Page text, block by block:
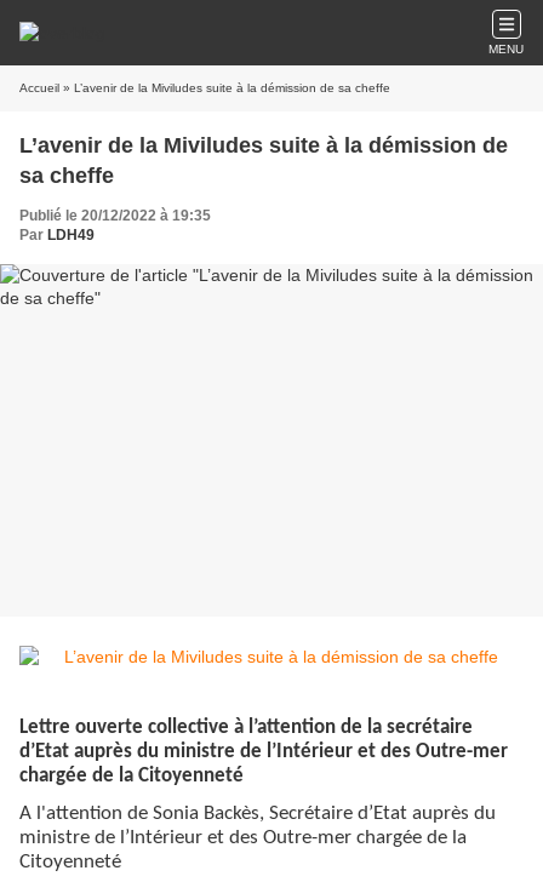
MENU
Accueil » L’avenir de la Miviludes suite à la démission de sa cheffe
L’avenir de la Miviludes suite à la démission de
sa cheffe
Publié le 20/12/2022 à 19:35
Par LDH49
Lettre ouverte collective à l’attention de la secrétaire
d’Etat auprès du ministre de l’Intérieur et des Outre-mer
chargée de la Citoyenneté
A l'attention de Sonia Backès, Secrétaire d’Etat auprès du
ministre de l’Intérieur et des Outre-mer chargée de la
Citoyenneté